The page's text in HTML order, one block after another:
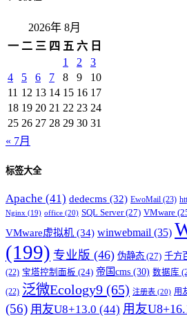
2026年 8月
一 二 三 四 五 六 日
1
2
3
4
5 6 7 8 9
10
11 12 13 14 15 16 17
18 19 20 21 22 23 24
25 26 27 28 29 30 31
« 7月
标签大全
Apache (41) dedecms (32) EwoMail (23)
Nginx (19) office (20) SQL Server(27) VMware
VMware虚拟机 (34) winwebmail (35)
(199) 专业版 (46) 伪静态 (27) 千方
(22) 宝塔控制面板 (24) 帝国cms (30) 数据库
(22) 泛微Ecology9 (65) 注册表 (20) 用
(56) 用友U8+13.0 (44) 用友